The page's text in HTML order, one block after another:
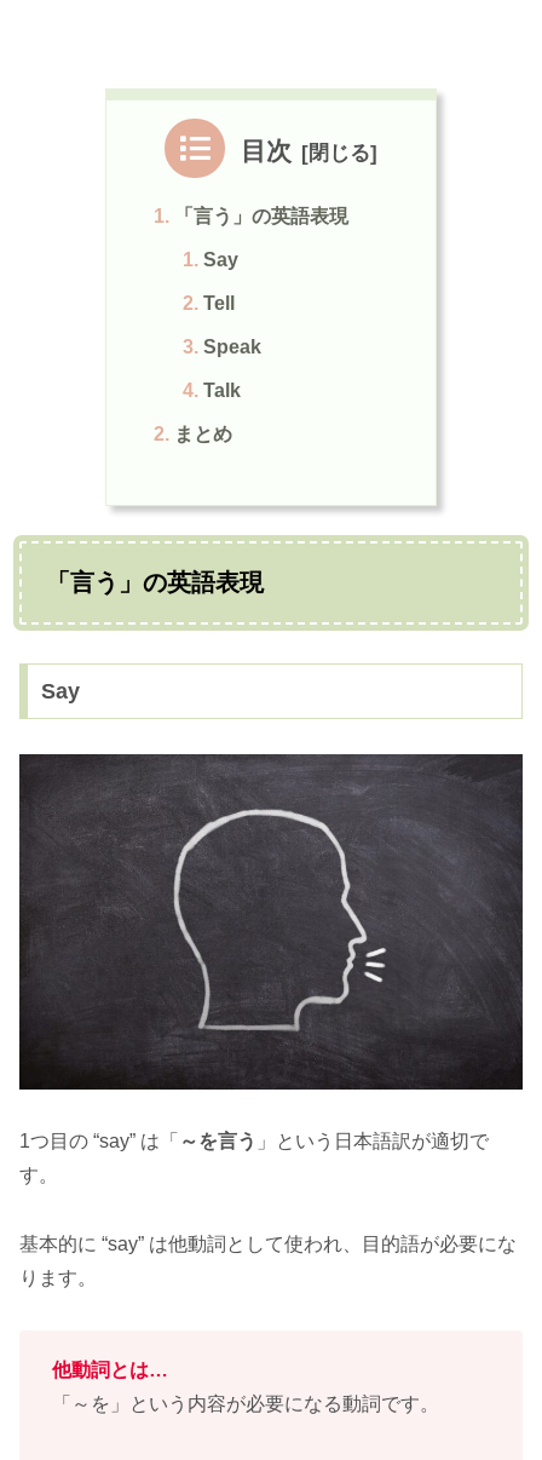
目次
「言う」の英語表現
Say
Tell
Speak
Talk
まとめ
「言う」の英語表現
Say
1つ目の “say” は「 ～を言う 」という日本語訳が適切で
す。
基本的に “say” は他動詞として使われ、目的語が必要にな
ります。
他動詞とは…
「～を」という内容が必要になる動詞です。